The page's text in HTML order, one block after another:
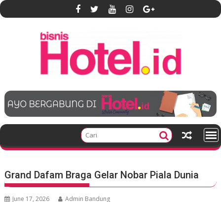
S
k
e
t
Grand Dafam Braga Gelar Nobar Piala Dunia
June 17, 2026 Admin Bandung